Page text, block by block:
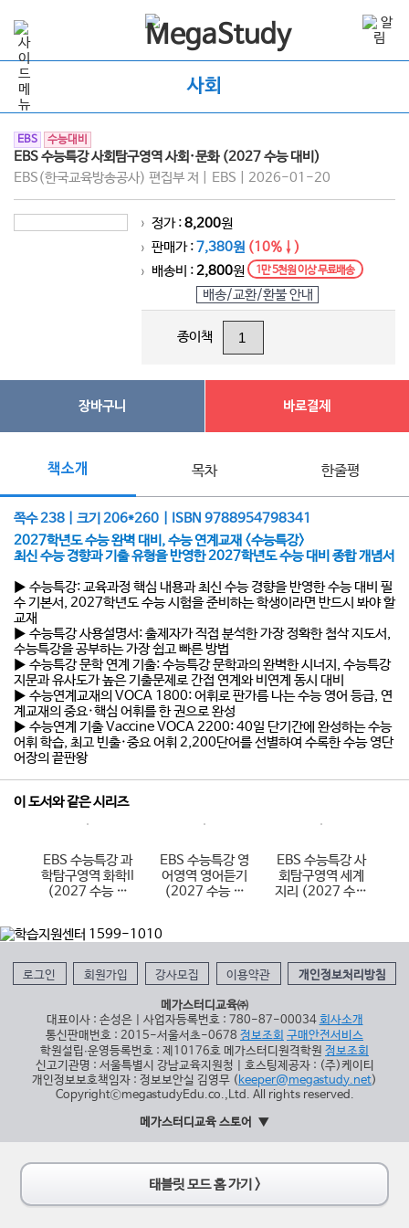
사회
EBS 수능대비
EBS 수능특강 사회탐구영역 사회·문화 (2027 수능 대비)
EBS(한국교육방송공사) 편집부 저 | EBS | 2026-01-20
> 정가 :8,200원
> 판매가 :7,380원 (10%↓)
> 배송비 :2,800원 1만 5천원 이상 무료배송
배송/교환/환불 안내
종이책
장바구니 바로결제
책소개 목차 한줄평
쪽수 238 | 크기 206*260 | ISBN 9788954798341
2027학년도 수능 완벽 대비, 수능 연계교재 <수능특강>
최신 수능 경향과 기출 유형을 반영한 2027학년도 수능 대비 종합 개념서
▶ 수능특강: 교육과정 핵심 내용과 최신 수능 경향을 반영한 수능 대비 필
수 기본서, 2027학년도 수능 시험을 준비하는 학생이라면 반드시 봐야 할
교재
▶ 수능특강 사용설명서: 출제자가 직접 분석한 가장 정확한 첨삭 지도서,
수능특강을 공부하는 가장 쉽고 빠른 방법
▶ 수능특강 문학 연계 기출: 수능특강 문학과의 완벽한 시너지, 수능특강
지문과 유사도가 높은 기출문제로 간접 연계와 비연계 동시 대비
▶ 수능연계교재의 VOCA 1800: 어휘로 판가름 나는 수능 영어 등급, 연
계교재의 중요·핵심 어휘를 한 권으로 완성
▶ 수능연계 기출 Vaccine VOCA 2200: 40일 단기간에 완성하는 수능
어휘 학습, 최고 빈출·중요 어휘 2,200단어를 선별하여 수록한 수능 영단
어장의 끝판왕
이 도서와 같은 시리즈
EBS 수능특강 과
학탐구영역 화학II
(2027 수능 대
EBS 수능특강 영
어영역 영어듣기
(2027 수능 대
EBS 수능특강 사
회탐구영역 세계
지리 (2027 수능
로그인 회원가입 강사모집 이용약관 개인정보처리방침
메가스터디교육㈜
대표이사 : 손성은 | 사업자등록번호 : 780-87-00034 회사소개
통신판매번호 : 2015-서울서초-0678 정보조회 구매안전서비스
학원설립∙운영등록번호 : 제10176호 메가스터디원격학원 정보조회
신고기관명 : 서울특별시 강남교육지원청 | 호스팅제공자 : (주)케이티
개인정보보호책임자 : 정보보안실 김영무 (keeper@megastudy.net)
CopyrightⓒmegastudyEdu.co.,Ltd. All rights reserved.
메가스터디교육 스토어
태블릿 모드 홈 가기 >